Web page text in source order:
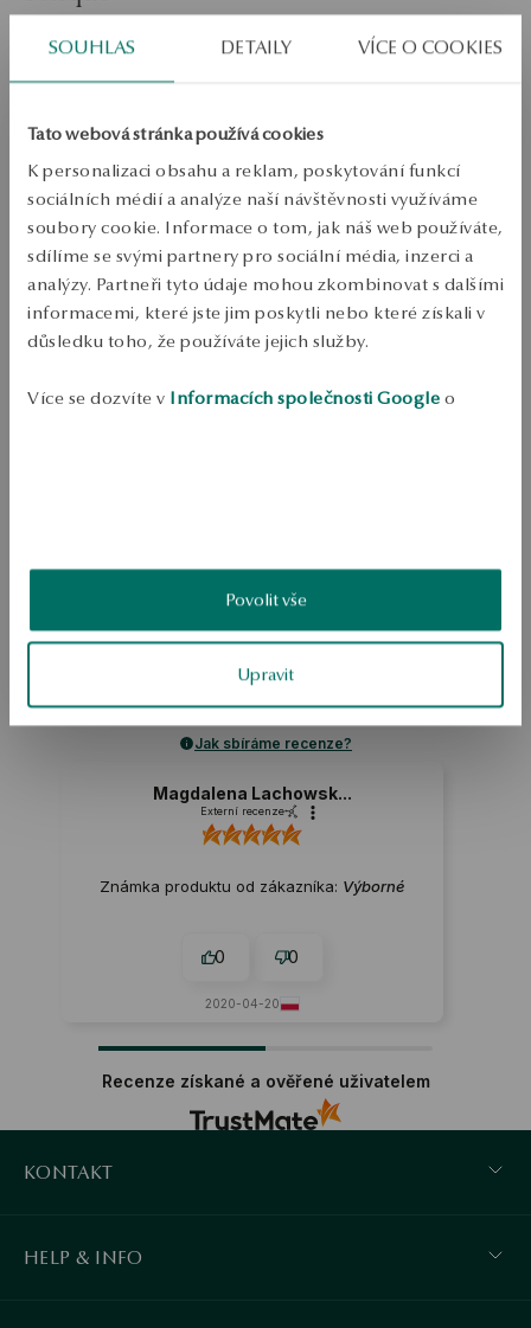
SOUHLAS DETAILY VÍCE O COOKIES
Tato webová stránka používá cookies
K personalizaci obsahu a reklam, poskytování funkcí
sociálních médií a analýze naší návštěvnosti využíváme
soubory cookie. Informace o tom, jak náš web používáte,
sdílíme se svými partnery pro sociální média, inzerci a
analýzy. Partneři tyto údaje mohou zkombinovat s dalšími
informacemi, které jste jim poskytli nebo které získali v
důsledku toho, že používáte jejich služby.
Více se dozvíte v Informacích společnosti Google o
Povolit vše
Upravit
Velikost
21
PŘIDAT DO KOŠÍKU
Ověřte si dostupnost na prodejně
Odeslání:1pracovní dny
Doprava zdarma od 1700 Kč
Bezplatné vrácení až do 100 dnů v YES Clubu
PODROBNOSTI
BEZPEČNOST
5.0
Známka
Založeno na
Jak sbíráme recenze?
Magdalena Lachowsk...
Externí recenze
Známka produktu od zákazníka:Výborné
0 0
2020-04-20
Recenze získané a ověřené uživatelem
KONTAKT
HELP & INFO